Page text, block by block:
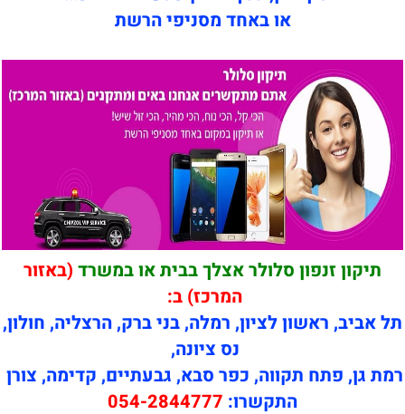
או באחד מסניפי הרשת
תיקון זנפון סלולר אצלך בבית או במשרד (באזור
המרכז) ב:
תל אביב, ראשון לציון, רמלה, בני ברק, הרצליה, חולון,
נס ציונה,
רמת גן, פתח תקווה, כפר סבא, גבעתיים, קדימה, צורן
התקשרו: 054-2844777